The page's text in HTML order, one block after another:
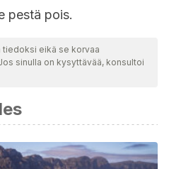
pestä pois.
eikä se korvaa
sinulla on kysyttävää, konsultoi